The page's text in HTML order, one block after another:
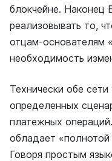
блокчейне. Наконец
реализовывать то,
отцам-основателям
необходимость
Технически обе
определенных
платежных
обладает
Говоря простым